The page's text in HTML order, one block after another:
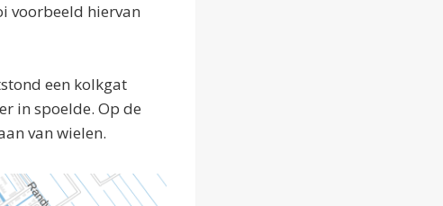
voorbeeld hiervan
een kolkgat
in spoelde. Op de
van wielen.